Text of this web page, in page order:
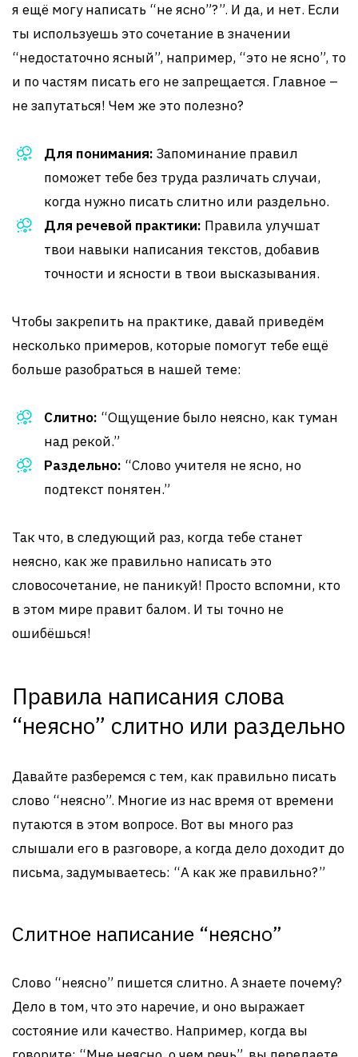
я ещё могу написать “не ясно”?”. И да, и нет. Если
ты используешь это сочетание в значении
“недостаточно ясный”, например, “это не ясно”, то
и по частям писать его не запрещается. Главное –
не запутаться! Чем же это полезно?
Для понимания: Запоминание правил
поможет тебе без труда различать случаи,
когда нужно писать слитно или раздельно.
Для речевой практики: Правила улучшат
твои навыки написания текстов, добавив
точности и ясности в твои высказывания.
Чтобы закрепить на практике, давай приведём
несколько примеров, которые помогут тебе ещё
больше разобраться в нашей теме:
Слитно: “Ощущение было неясно, как туман
над рекой.”
Раздельно: “Слово учителя не ясно, но
подтекст понятен.”
Так что, в следующий раз, когда тебе станет
неясно, как же правильно написать это
словосочетание, не паникуй! Просто вспомни, кто
в этом мире правит балом. И ты точно не
ошибёшься!
Правила написания слова
“неясно” слитно или раздельно
Давайте разберемся с тем, как правильно писать
слово “неясно”. Многие из нас время от времени
путаются в этом вопросе. Вот вы много раз
слышали его в разговоре, а когда дело доходит до
письма, задумываетесь: “А как же правильно?”
Слитное написание “неясно”
Слово “неясно” пишется слитно. А знаете почему?
Дело в том, что это наречие, и оно выражает
состояние или качество. Например, когда вы